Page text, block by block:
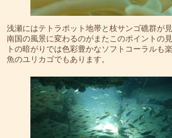
浅瀬にはテトラポット地帯と枝サンゴ礁群が
南国の風景に変わるのがまたこのポイントの
トの暗がりでは色彩豊かなソフトコーラルも
魚のユリカゴでもあります。